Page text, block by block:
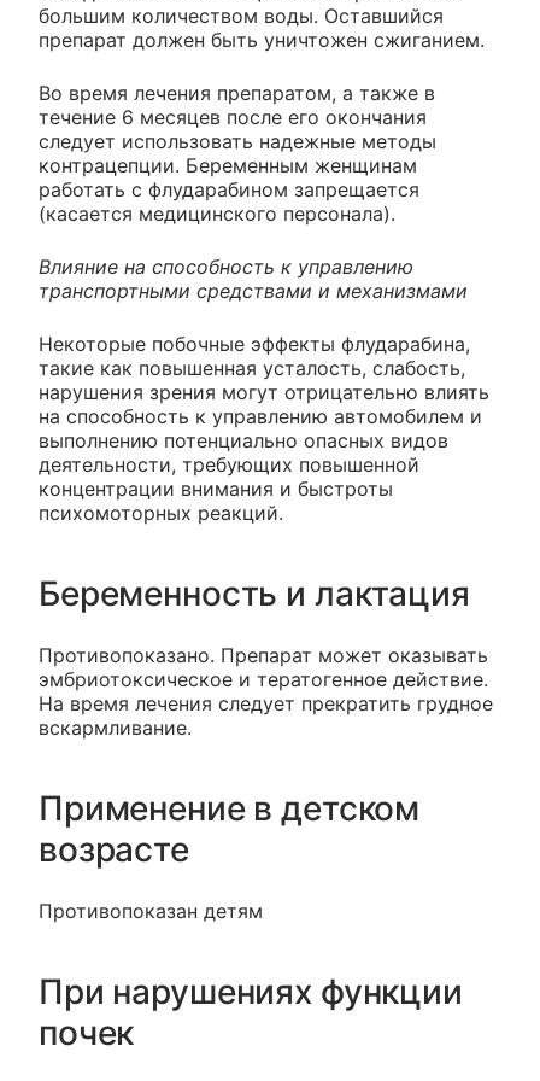
большим количеством воды. Оставшийся
препарат должен быть уничтожен сжиганием.
Во время лечения препаратом, а также в
течение 6 месяцев после его окончания
следует использовать надежные методы
контрацепции. Беременным женщинам
работать с флударабином запрещается
(касается медицинского персонала).
Влияние на способность к управлению
транспортными средствами и механизмами
Некоторые побочные эффекты флударабина,
такие как повышенная усталость, слабость,
нарушения зрения могут отрицательно влиять
на способность к управлению автомобилем и
выполнению потенциально опасных видов
деятельности, требующих повышенной
концентрации внимания и быстроты
психомоторных реакций.
Беременность и лактация
Противопоказано. Препарат может оказывать
эмбриотоксическое и тератогенное действие.
На время лечения следует прекратить грудное
вскармливание.
Применение в детском
возрасте
Противопоказан детям
При нарушениях функции
почек